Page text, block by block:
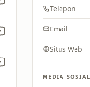
Telepon
Email
Situs Web
MEDIA SOSIAL